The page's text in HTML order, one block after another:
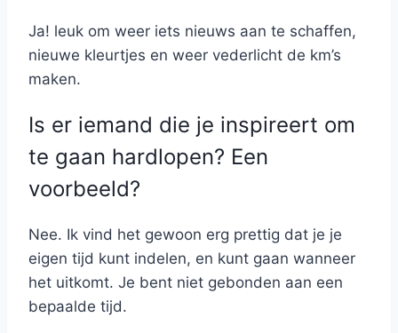
Ja! leuk om weer iets nieuws aan te schaffen,
nieuwe kleurtjes en weer vederlicht de km’s
maken.
Is er iemand die je inspireert om
te gaan hardlopen? Een
voorbeeld?
Nee. Ik vind het gewoon erg prettig dat je je
eigen tijd kunt indelen, en kunt gaan wanneer
het uitkomt. Je bent niet gebonden aan een
bepaalde tijd.